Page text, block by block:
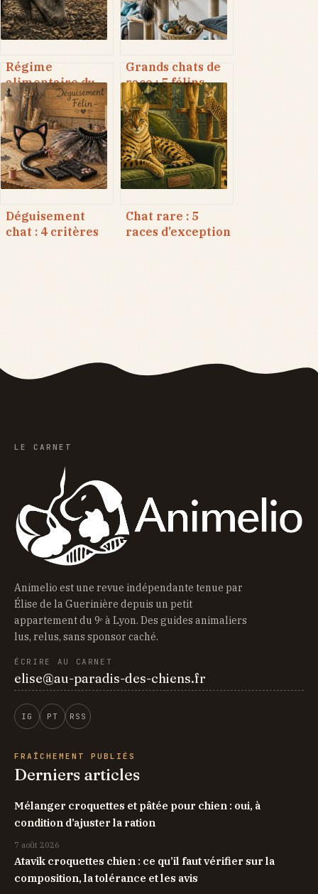
Régime
alimentaire du
sanglier : 90 % de
végétaux et
stratégies de
survie
Grands chats de
race : 5 félins
majestueux et
leurs besoins
réels
Déguisement
chat : 4 critères
Chat rare : 5
races d’exception
LE CARNET
Animelio est une revue indépendante tenue par
Élise de la Guerinière depuis un petit
appartement du 9ᵉ à Lyon. Des guides animaliers
lus, relus, sans sponsor caché.
ÉCRIRE AU CARNET
elise@au-paradis-des-chiens.fr
IG PT RSS
FRAÎCHEMENT PUBLIÉS
Derniers articles
Mélanger croquettes et pâtée pour chien : oui, à
condition d’ajuster la ration
7 août 2026
Atavik croquettes chien : ce qu’il faut vérifier sur la
composition, la tolérance et les avis